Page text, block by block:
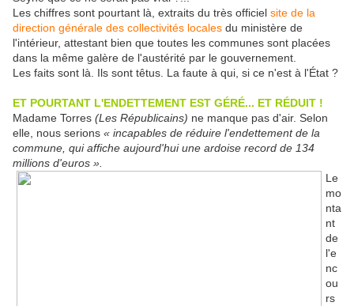
Les chiffres sont pourtant là, extraits du très officiel site de la
direction générale des collectivités locales du ministère de
l'intérieur, attestant bien que toutes les communes sont placées
dans la même galère de l'austérité par le gouvernement.
Les faits sont là. Ils sont têtus. La faute à qui, si ce n'est à l'État ?
ET POURTANT L'ENDETTEMENT EST GÉRÉ... ET RÉDUIT !
Madame Torres (Les Républicains) ne manque pas d'air. Selon
elle, nous serions « incapables de réduire l'endettement de la
commune, qui affiche aujourd'hui une ardoise record de 134
millions d'euros ».
Le
mo
nta
nt
de
l'e
nc
ou
rs